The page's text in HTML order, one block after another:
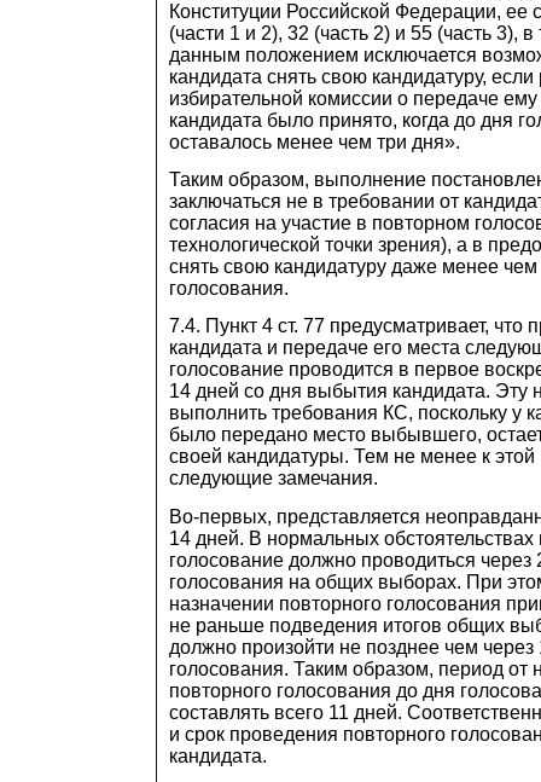
Конституции Российской Федерации, ее
(части 1 и 2), 32 (часть 2) и 55 (часть 3),
данным положением исключается
кандидата снять свою кандидатуру,
избирательной комиссии о передаче
кандидата было принято, когда до дня
оставалось менее чем три дня».
Таким образом, выполнение
заключаться не в требовании от
согласия на участие в повторном
технологической точки зрения), а в
снять свою кандидатуру даже менее
голосования.
7.4. Пункт 4 ст. 77 предусматривает, что
кандидата и передаче его места
голосование проводится в первое
14 дней со дня выбытия кандидата. Эту
выполнить требования КС, поскольку у
было передано место выбывшего,
своей кандидатуры. Тем не менее к
следующие замечания.
Во-первых, представляется
14 дней. В нормальных обстоятельствах
голосование должно проводиться через
голосования на общих выборах. При
назначении повторного голосования
не раньше подведения итогов общих
должно произойти не позднее чем через
голосования. Таким образом, период от
повторного голосования до дня
составлять всего 11 дней.
и срок проведения повторного
кандидата.